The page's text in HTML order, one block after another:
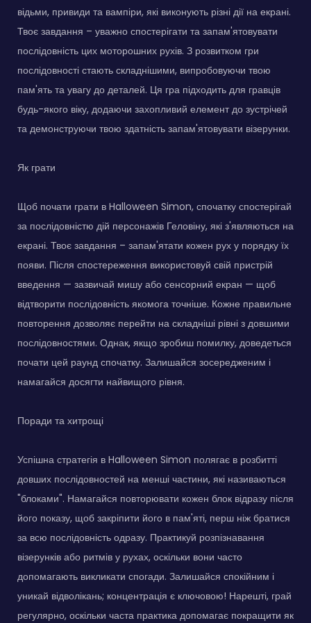
відьми, привиди та вампіри, які виконують різні дії на екрані.
Твоє завдання – уважно спостерігати та запам'ятовувати
послідовність цих моторошних рухів. З розвитком гри
послідовності стають складнішими, випробовуючи твою
пам'ять та увагу до деталей. Ця гра підходить для гравців
будь-якого віку, додаючи захопливий елемент до зустрічей
та демонструючи твою здатність запам'ятовувати візерунки.
Як грати
Щоб почати грати в Halloween Simon, спочатку спостерігай
за послідовністю дій персонажів Геловіну, які з'являються на
екрані. Твоє завдання – запам'ятати кожен рух у порядку їх
появи. Після спостереження використовуй свій пристрій
введення — зазвичай мишу або сенсорний екран — щоб
відтворити послідовність якомога точніше. Кожне правильне
повторення дозволяє перейти на складніші рівні з довшими
послідовностями. Однак, якщо зробиш помилку, доведеться
почати цей раунд спочатку. Залишайся зосередженим і
намагайся досягти найвищого рівня.
Поради та хитрощі
Успішна стратегія в Halloween Simon полягає в розбитті
довших послідовностей на менші частини, які називаються
"блоками". Намагайся повторювати кожен блок відразу після
його показу, щоб закріпити його в пам'яті, перш ніж братися
за всю послідовність одразу. Практикуй розпізнавання
візерунків або ритмів у рухах, оскільки вони часто
допомагають викликати спогади. Залишайся спокійним і
уникай відволікань; концентрація є ключовою! Нарешті, грай
регулярно, оскільки часта практика допомагає покращити як